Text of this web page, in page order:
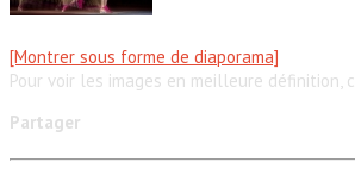
[Montrer sous forme de diaporama]
Pour voir les images en meilleure définition,
Partager